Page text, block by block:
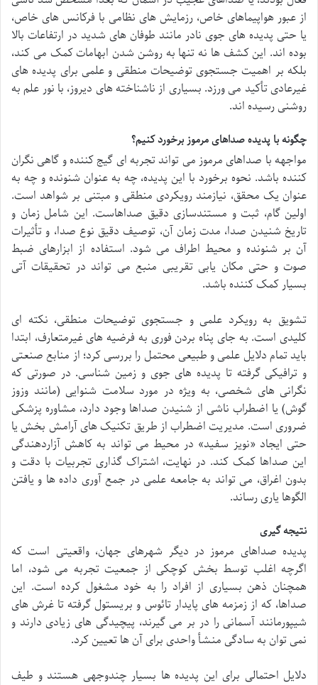
از عبور هواپیماهای خاص، رزمایش های نظامی با فرکانس های خاص،
یا حتی پدیده های جوی نادر مانند طوفان های شدید در ارتفاعات بالا
بوده اند. این کشف ها نه تنها به روشن شدن ابهامات کمک می کند،
بلکه بر اهمیت جستجوی توضیحات منطقی و علمی برای پدیده های
غیرعادی تأکید می ورزد. بسیاری از ناشناخته های دیروز، با نور علم به
روشنی رسیده اند.
چگونه با پدیده صداهای مرموز برخورد کنیم؟
مواجهه با صداهای مرموز می تواند تجربه ای گیج کننده و گاهی نگران
کننده باشد. نحوه برخورد با این پدیده، چه به عنوان شنونده و چه به
عنوان یک محقق، نیازمند رویکردی منطقی و مبتنی بر شواهد است.
اولین گام، ثبت و مستندسازی دقیق صداهاست. این شامل زمان و
تاریخ شنیدن صدا، مدت زمان آن، توصیف دقیق نوع صدا، و تأثیرات
آن بر شنونده و محیط اطراف می شود. استفاده از ابزارهای ضبط
صوت و حتی مکان یابی تقریبی منبع می تواند در تحقیقات آتی
بسیار کمک کننده باشد.
تشویق به رویکرد علمی و جستجوی توضیحات منطقی، نکته ای
کلیدی است. به جای پناه بردن فوری به فرضیه های غیرمتعارف، ابتدا
باید تمام دلایل علمی و طبیعی محتمل را بررسی کرد؛ از منابع صنعتی
و ترافیکی گرفته تا پدیده های جوی و زمین شناسی. در صورتی که
نگرانی های شخصی، به ویژه در مورد سلامت شنوایی (مانند وزوز
گوش) یا اضطراب ناشی از شنیدن صداها وجود دارد، مشاوره پزشکی
ضروری است. مدیریت اضطراب از طریق تکنیک های آرامش بخش یا
حتی ایجاد «نویز سفید» در محیط می تواند به کاهش آزاردهندگی
این صداها کمک کند. در نهایت، اشتراک گذاری تجربیات با دقت و
بدون اغراق، می تواند به جامعه علمی در جمع آوری داده ها و یافتن
الگوها یاری رساند.
نتیجه گیری
پدیده صداهای مرموز در دیگر شهرهای جهان، واقعیتی است که
اگرچه اغلب توسط بخش کوچکی از جمعیت تجربه می شود، اما
همچنان ذهن بسیاری از افراد را به خود مشغول کرده است. این
صداها، که از زمزمه های پایدار تائوس و بریستول گرفته تا غرش های
شیپورمانند آسمانی را در بر می گیرند، پیچیدگی های زیادی دارند و
نمی توان به سادگی منشأ واحدی برای آن ها تعیین کرد.
دلایل احتمالی برای این پدیده ها بسیار چندوجهی هستند و طیف